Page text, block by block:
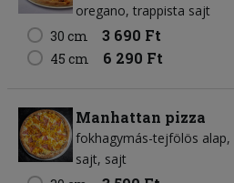
oregano trappista sajt
30 cm
3 690 Ft
45 cm 6 290 Ft
Manhattan pizza
fokhagymás-tejfölös alap
sajt sajt